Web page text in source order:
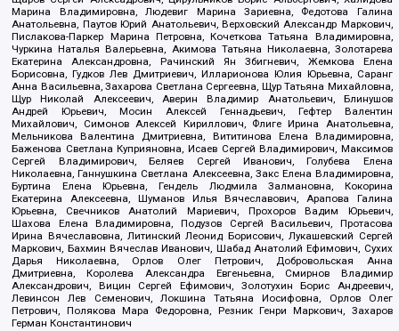
Марина Владимировна, Людевиг Марина Зариевна, Федотова Галина
Анатольевна, Паутов Юрий Анатольевич, Верховский Александр Маркович,
Пислакова-Паркер Марина Петровна, Кочеткова Татьяна Владимировна,
Чуркина Наталья Валерьевна, Акимова Татьяна Николаевна, Золотарева
Екатерина Александровна, Рачинский Ян Збигневич, Жемкова Елена
Борисовна, Гудков Лев Дмитриевич, Илларионова Юлия Юрьевна, Саранг
Анна Васильевна, Захарова Светлана Сергеевна, Щур Татьяна Михайловна,
Щур Николай Алексеевич, Аверин Владимир Анатольевич, Блинушов
Андрей Юрьевич, Мосин Алексей Геннадьевич, Гефтер Валентин
Михайлович, Симонов Алексей Кириллович, Флиге Ирина Анатольевна,
Мельникова Валентина Дмитриевна, Вититинова Елена Владимировна,
Баженова Светлана Куприяновна, Исаев Сергей Владимирович, Максимов
Сергей Владимирович, Беляев Сергей Иванович, Голубева Елена
Николаевна, Ганнушкина Светлана Алексеевна, Закс Елена Владимировна,
Буртина Елена Юрьевна, Гендель Людмила Залмановна, Кокорина
Екатерина Алексеевна, Шуманов Илья Вячеславович, Арапова Галина
Юрьевна, Свечников Анатолий Мариевич, Прохоров Вадим Юрьевич,
Шахова Елена Владимировна, Подузов Сергей Васильевич, Протасова
Ирина Вячеславовна, Литинский Леонид Борисович, Лукашевский Сергей
Маркович, Бахмин Вячеслав Иванович, Шабад Анатолий Ефимович, Сухих
Дарья Николаевна, Орлов Олег Петрович, Добровольская Анна
Дмитриевна, Королева Александра Евгеньевна, Смирнов Владимир
Александрович, Вицин Сергей Ефимович, Золотухин Борис Андреевич,
Левинсон Лев Семенович, Локшина Татьяна Иосифовна, Орлов Олег
Петрович, Полякова Мара Федоровна, Резник Генри Маркович, Захаров
Герман Константинович